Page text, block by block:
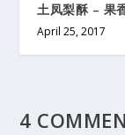
土凤梨酥 – 果
April 25, 2017
4